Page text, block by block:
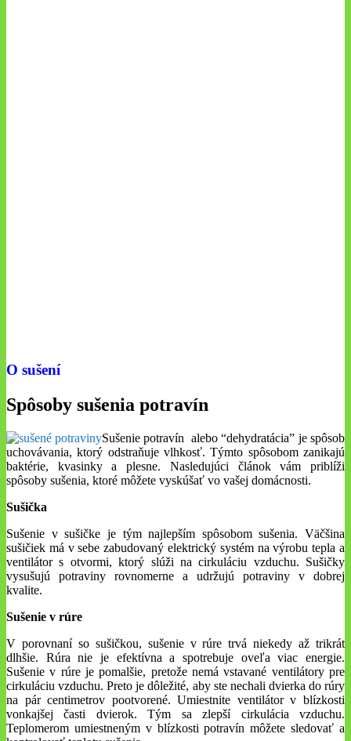
O sušení
Spôsoby sušenia potravín
Sušenie potravín alebo “dehydratácia” je spôsob
uchovávania, ktorý odstraňuje vlhkosť. Týmto spôsobom zanikajú
baktérie, kvasinky a plesne. Nasledujúci článok vám priblíži
spôsoby sušenia, ktoré môžete vyskúšať vo vašej domácnosti.
Sušička
Sušenie v sušičke je tým najlepším spôsobom sušenia. Väčšina
sušičiek má v sebe zabudovaný elektrický systém na výrobu tepla a
ventilátor s otvormi, ktorý slúži na cirkuláciu vzduchu. Sušičky
vysušujú potraviny rovnomerne a udržujú potraviny v dobrej
kvalite.
Sušenie v rúre
V porovnaní so sušičkou, sušenie v rúre trvá niekedy až trikrát
dlhšie. Rúra nie je efektívna a spotrebuje oveľa viac energie.
Sušenie v rúre je pomalšie, pretože nemá vstavané ventilátory pre
cirkuláciu vzduchu. Preto je dôležité, aby ste nechali dvierka do rúry
na pár centimetrov pootvorené. Umiestnite ventilátor v blízkosti
vonkajšej časti dvierok. Tým sa zlepší cirkulácia vzduchu.
Teplomerom umiestneným v blízkosti potravín môžete sledovať a